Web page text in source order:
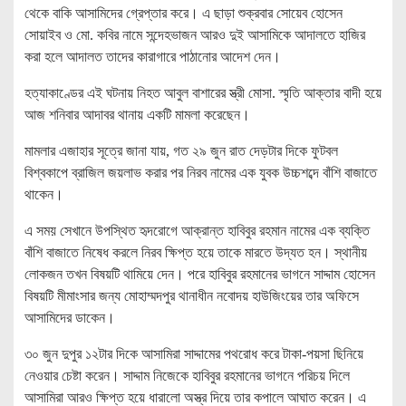
থেকে বাকি আসামিদের গ্রেপ্তার করে। এ ছাড়া শুক্রবার সোয়েব হোসেন
সোয়াইব ও মো. কবির নামে সন্দেহভাজন আরও দুই আসামিকে আদালতে হাজির
করা হলে আদালত তাদের কারাগারে পাঠানোর আদেশ দেন।
হত্যাকাণ্ডের এই ঘটনায় নিহত আবুল বাশারের স্ত্রী মোসা. স্মৃতি আক্তার বাদী হয়ে
আজ শনিবার আদাবর থানায় একটি মামলা করেছেন।
মামলার এজাহার সূত্রে জানা যায়, গত ২৯ জুন রাত দেড়টার দিকে ফুটবল
বিশ্বকাপে ব্রাজিল জয়লাভ করার পর নিরব নামের এক যুবক উচ্চশব্দে বাঁশি বাজাতে
থাকেন।
এ সময় সেখানে উপস্থিত হৃদরোগে আক্রান্ত হাবিবুর রহমান নামের এক ব্যক্তি
বাঁশি বাজাতে নিষেধ করলে নিরব ক্ষিপ্ত হয়ে তাকে মারতে উদ্যত হন। স্থানীয়
লোকজন তখন বিষয়টি থামিয়ে দেন। পরে হাবিবুর রহমানের ভাগনে সাদ্দাম হোসেন
বিষয়টি মীমাংসার জন্য মোহাম্মদপুর থানাধীন নবোদয় হাউজিংয়ের তার অফিসে
আসামিদের ডাকেন।
৩০ জুন দুপুর ১২টার দিকে আসামিরা সাদ্দামের পথরোধ করে টাকা-পয়সা ছিনিয়ে
নেওয়ার চেষ্টা করেন। সাদ্দাম নিজেকে হাবিবুর রহমানের ভাগনে পরিচয় দিলে
আসামিরা আরও ক্ষিপ্ত হয়ে ধারালো অস্ত্র দিয়ে তার কপালে আঘাত করেন। এ